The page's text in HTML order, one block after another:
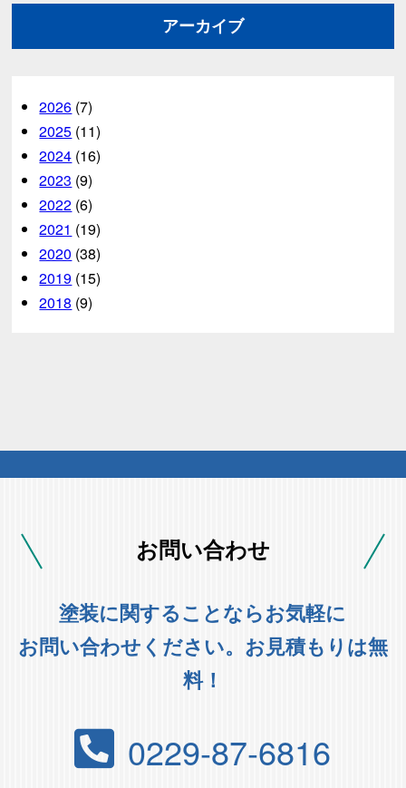
アーカイブ
2026 (7)
2025 (11)
2024 (16)
2023 (9)
2022 (6)
2021 (19)
2020 (38)
2019 (15)
2018 (9)
お問い合わせ
塗装に関することならお気軽に
お問い合わせください。お見積もりは無
料！
0229-87-6816